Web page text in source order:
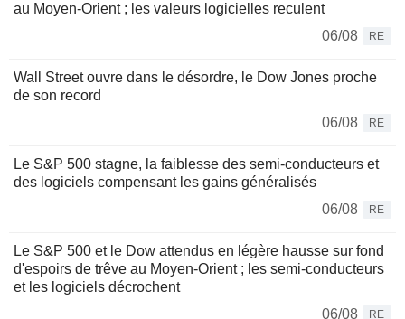
au Moyen-Orient ; les valeurs logicielles reculent
06/08
RE
Wall Street ouvre dans le désordre, le Dow Jones proche
de son record
06/08
RE
Le S&P 500 stagne, la faiblesse des semi-conducteurs et
des logiciels compensant les gains généralisés
06/08
RE
Le S&P 500 et le Dow attendus en légère hausse sur fond
d'espoirs de trêve au Moyen-Orient ; les semi-conducteurs
et les logiciels décrochent
06/08
RE